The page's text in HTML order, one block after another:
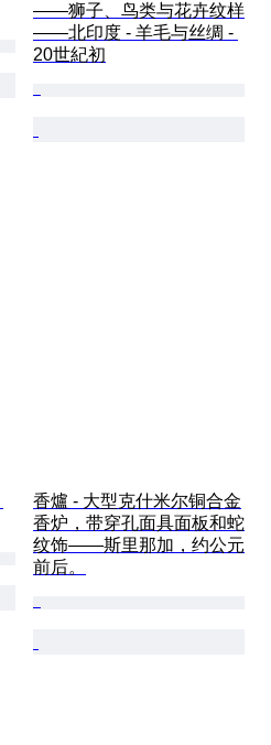
——狮子、鸟类与花卉纹样
——北印度 - 羊毛与丝绸 -
20世紀初
香爐 - 大型克什米尔铜合金
香炉，带穿孔面具面板和蛇
纹饰——斯里那加，约公元
前后。